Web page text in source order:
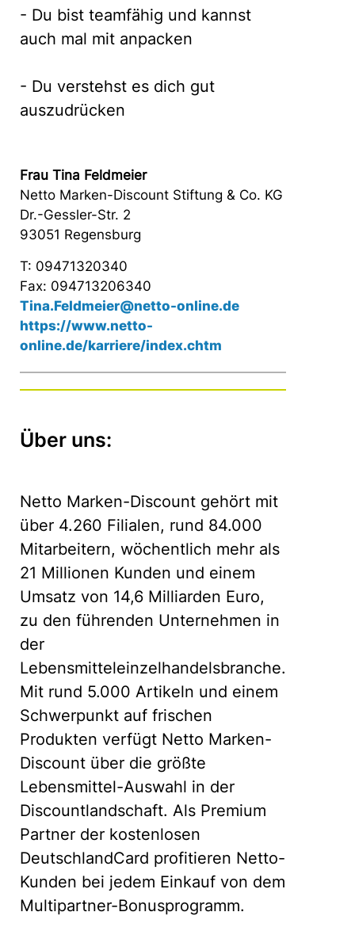
- Du bist teamfähig und kannst
auch mal mit anpacken
- Du verstehst es dich gut
auszudrücken
Frau Tina Feldmeier
Netto Marken-Discount Stiftung & Co. KG
Dr.-Gessler-Str. 2
93051 Regensburg
T: 09471320340
Fax: 094713206340
Tina.Feldmeier@netto-online.de
https://www.netto-
online.de/karriere/index.chtm
Über uns:
Netto Marken-Discount gehört mit
über 4.260 Filialen, rund 84.000
Mitarbeitern, wöchentlich mehr als
21 Millionen Kunden und einem
Umsatz von 14,6 Milliarden Euro,
zu den führenden Unternehmen in
der
Lebensmitteleinzelhandelsbranche.
Mit rund 5.000 Artikeln und einem
Schwerpunkt auf frischen
Produkten verfügt Netto Marken-
Discount über die größte
Lebensmittel-Auswahl in der
Discountlandschaft. Als Premium
Partner der kostenlosen
DeutschlandCard profitieren Netto-
Kunden bei jedem Einkauf von dem
Multipartner-Bonusprogramm.